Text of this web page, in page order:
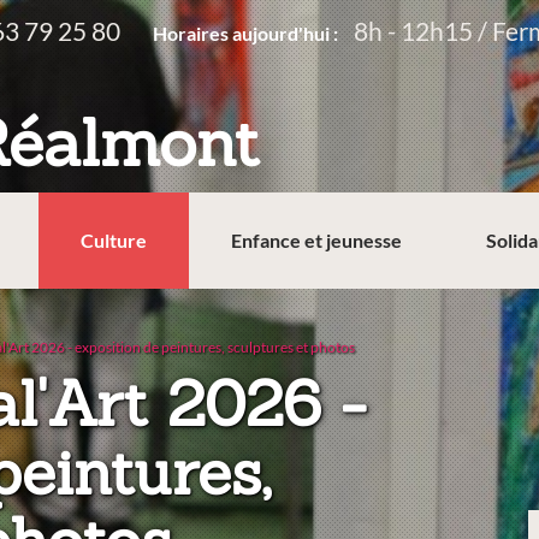
79 25 80 Horaires aujourd'hui : 8h - 12h15 /
Culture Enfance et jeunesse
2026 - exposition de peintures, sculptures et photos
2026 -